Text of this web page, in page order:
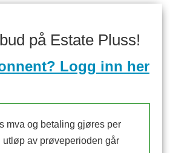
på Estate Pluss!
Logg inn her
mva og betaling gjøres per
utløp av prøveperioden går